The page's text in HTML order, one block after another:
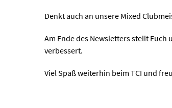
Denkt auch an unsere Mixed
Am Ende des Newsletters stellt
verbessert.
Viel Spaß weiterhin beim TCI und